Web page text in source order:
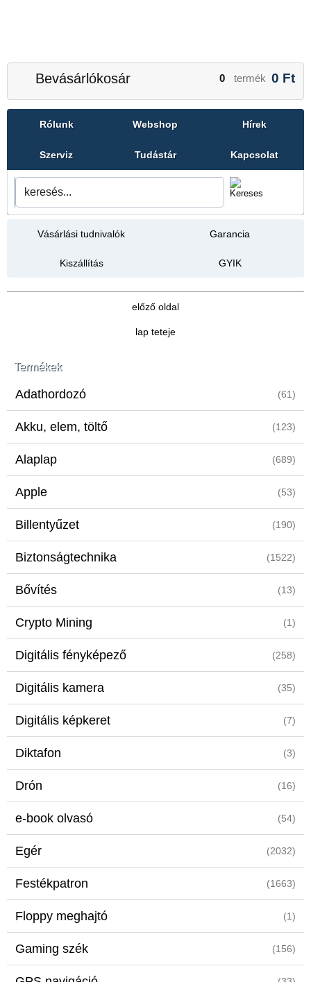
Bevásárlókosár 0 termék 0 Ft
Rólunk Webshop Hírek
Szerviz Tudástár Kapcsolat
Vásárlási tudnivalók Garancia
Kiszállítás GYIK
Termékek
Adathordozó (61)
Akku, elem, töltő (123)
Alaplap (689)
Apple (53)
Billentyűzet (190)
Biztonságtechnika (1522)
Bővítés (13)
Crypto Mining (1)
Digitális fényképező (258)
Digitális kamera (35)
Digitális képkeret (7)
Diktafon (3)
Drón (16)
e-book olvasó (54)
Egér (2032)
Festékpatron (1663)
Floppy meghajtó (1)
Gaming szék (156)
előző oldal
lap teteje